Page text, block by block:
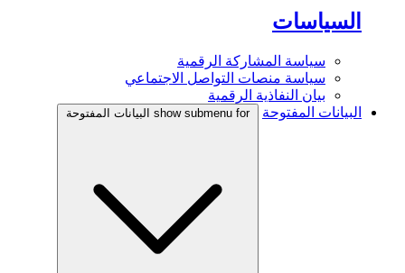
السياسات
سياسة المشاركة الرقمية
سياسة منصات التواصل الاجتماعي
بيان النفاذية الرقمية
البيانات المفتوحة
show submenu for البيانات المفتوحة